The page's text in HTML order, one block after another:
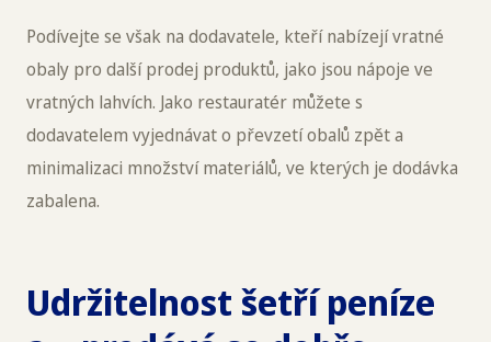
Podívejte se však na dodavatele, kteří nabízejí vratné
obaly pro další prodej produktů, jako jsou nápoje ve
vratných lahvích. Jako restauratér můžete s
dodavatelem vyjednávat o převzetí obalů zpět a
minimalizaci množství materiálů, ve kterých je dodávka
zabalena.
Udržitelnost šetří peníze